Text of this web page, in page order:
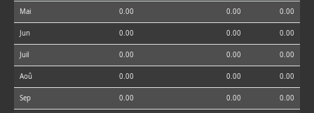
Mai 0.00 0.00 0.00
Jun 0.00 0.00 0.00
Juil 0.00 0.00 0.00
Aoû 0.00 0.00 0.00
Sep 0.00 0.00 0.00